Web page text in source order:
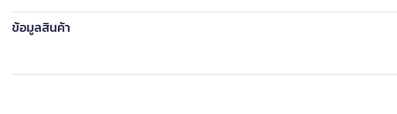
ข้อมูลสินค้า